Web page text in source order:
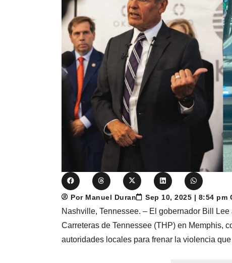
Por Manuel Duran Sep 10, 2025 | 8:54 pm
Nashville, Tennessee. – El gobernador Bill
Carreteras de Tennessee (THP) en Memphis,
autoridades locales para frenar la violencia